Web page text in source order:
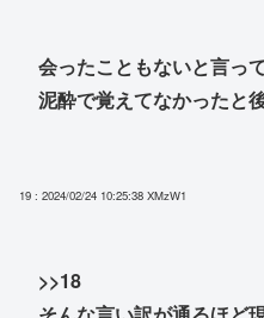
会ったこともないと言っ
泥酔で覚えてなかったと
19 : 2024/02/24 10:25:38 XMzW1
>>18